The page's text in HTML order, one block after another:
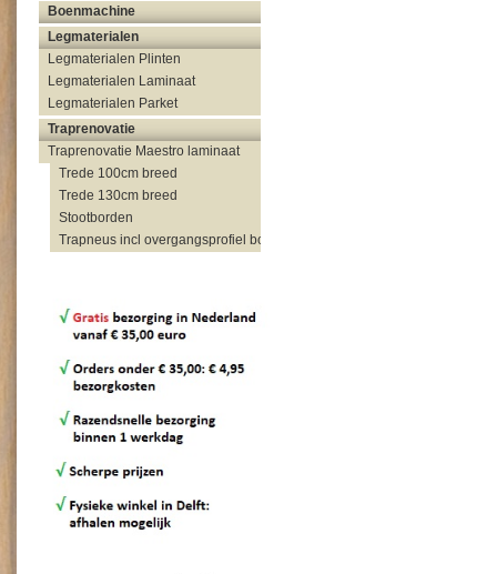
Boenmachine
Legmaterialen
Legmaterialen Plinten
Legmaterialen Laminaat
Legmaterialen Parket
Traprenovatie
Traprenovatie Maestro laminaat
Trede 100cm breed
Trede 130cm breed
Stootborden
Trapneus incl overgangsprofiel bovenzijde trap